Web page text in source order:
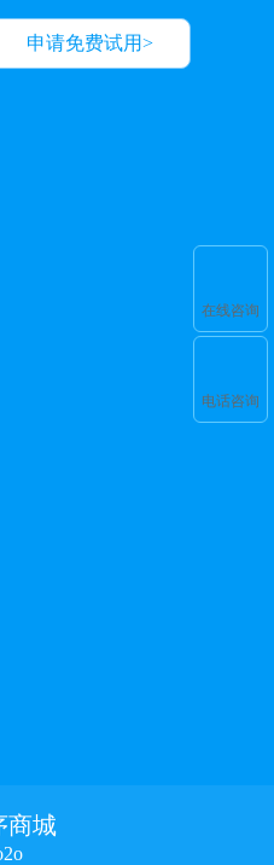
申请免费试用>
商城
在线咨询
电话咨询